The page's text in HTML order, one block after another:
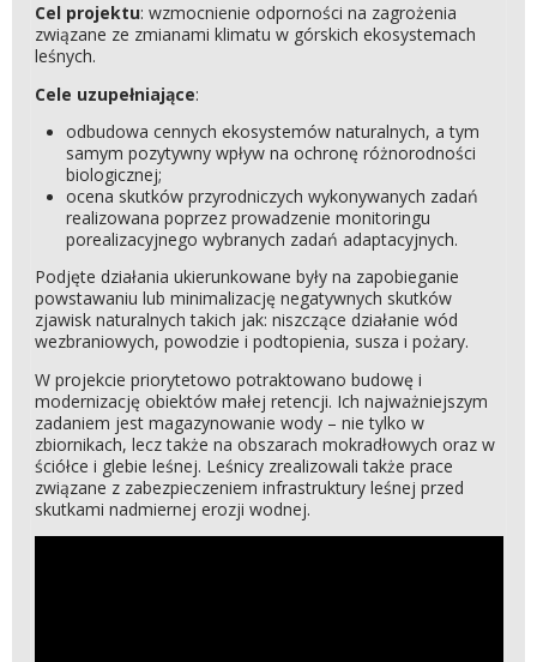
Cel projektu: wzmocnienie odporności na zagrożenia
związane ze zmianami klimatu w górskich ekosystemach
leśnych.
Cele uzupełniające:
odbudowa cennych ekosystemów naturalnych, a tym
samym pozytywny wpływ na ochronę różnorodności
biologicznej;
ocena skutków przyrodniczych wykonywanych zadań
realizowana poprzez prowadzenie monitoringu
porealizacyjnego wybranych zadań adaptacyjnych.
Podjęte działania ukierunkowane były na zapobieganie
powstawaniu lub minimalizację negatywnych skutków
zjawisk naturalnych takich jak: niszczące działanie wód
wezbraniowych, powodzie i podtopienia, susza i pożary.
W projekcie priorytetowo potraktowano budowę i
modernizację obiektów małej retencji. Ich najważniejszym
zadaniem jest magazynowanie wody – nie tylko w
zbiornikach, lecz także na obszarach mokradłowych oraz w
ściółce i glebie leśnej. Leśnicy zrealizowali także prace
związane z zabezpieczeniem infrastruktury leśnej przed
skutkami nadmiernej erozji wodnej.